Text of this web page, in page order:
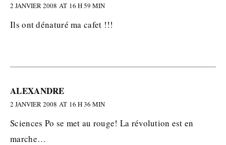
2 JANVIER 2008 AT 16 H 59 MIN
Ils ont dénaturé ma cafet !!!
ALEXANDRE
2 JANVIER 2008 AT 16 H 36 MIN
Sciences Po se met au rouge! La révolution est en
marche…